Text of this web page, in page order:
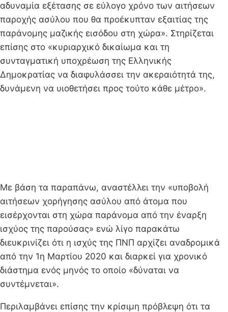
αδυναμία εξέτασης σε εύλογο χρόνο των αιτήσεων
παροχής ασύλου που θα προέκυπταν εξαιτίας της
παράνομης μαζικής εισόδου στη χώρα». Στηρίζεται
επίσης στο «κυριαρχικό δικαίωμα και τη
συνταγματική υποχρέωση της Ελληνικής
Δημοκρατίας να διαφυλάσσει την ακεραιότητά της,
δυνάμενη να υιοθετήσει προς τούτο κάθε μέτρο».
Με βάση τα παραπάνω, αναστέλλει την «υποβολή
αιτήσεων χορήγησης ασύλου από άτομα που
εισέρχονται στη χώρα παράνομα από την έναρξη
ισχύος της παρούσας» ενώ λίγο παρακάτω
διευκρινίζει ότι η ισχύς της ΠΝΠ αρχίζει αναδρομικά
από την 1η Μαρτίου 2020 και διαρκεί για χρονικό
διάστημα ενός μηνός το οποίο «δύναται να
συντέμνεται».
Περιλαμβάνει επίσης την κρίσιμη πρόβλεψη ότι τα